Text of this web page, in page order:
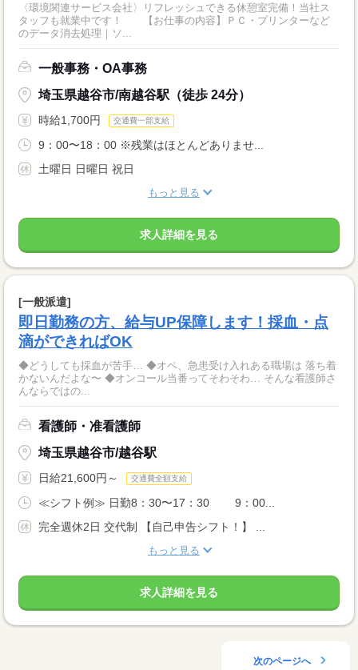
〈環境関連サービス会社〉リフレッシュできる休憩室完備！当社ス
タッフも就業中です！ 【お仕事の内容】ＰＣ・プリンターなど
のデータ消去処理｜ソ...
一般事務・OA事務
埼玉県越谷市/南越谷駅（徒歩 24分）
時給1,700円 交通費一部支給
9：00〜18：00 ※残業はほとんどありませ...
土曜日 日曜日 祝日
もっと見る
求人詳細を見る
[一般派遣]
即日勤務の方、給与UP保障します！採血・点
滴ができればOK
◆どうしても採血が苦手… ◆オペ、急患受け入れある職場は 落ち着
かないんだよな〜 ◆オンコール当番ってそわそわ… そんな看護師さ
んならではの...
看護師・准看護師
埼玉県越谷市/越谷駅
日給21,600円～ 交通費全額支給
≪シフト例≫ 日勤8：30〜17：30 9：00...
完全週休2日 交代制 【自己申告シフト！】 ...
もっと見る
求人詳細を見る
次のページへ